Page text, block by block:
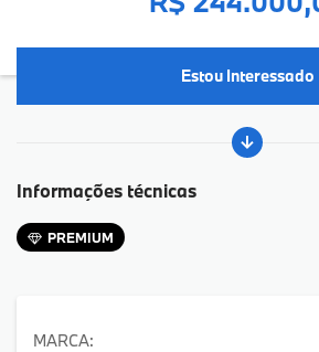
Estou Interessado
Informações técnicas
PREMIUM
MARCA: